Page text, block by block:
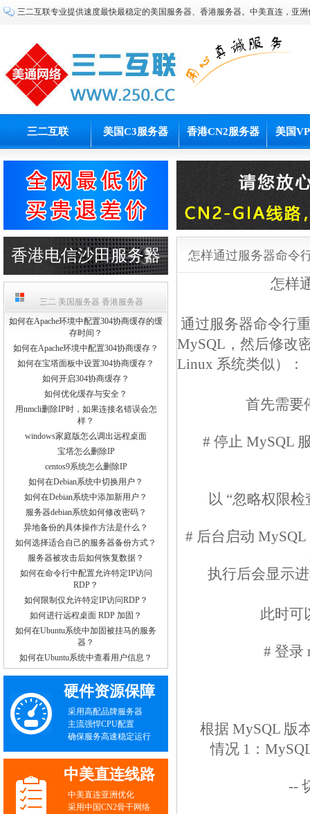
三二互联专业提供速度最快最稳定的美国服务器、香港服务器。中美直连，亚洲
三二互联 美国C3服务器 香港CN2服务器 美国
香港电信沙田服务器
三二 美国服务器 香港服务器
如何在Apache环境中配置304协商缓存的缓
存时间？
如何在Apache环境中配置304协商缓存？
如何在宝塔面板中设置304协商缓存？
如何开启304协商缓存？
如何优化缓存与安全？
用nmcli删除IP时，如果连接名错误会怎
样？
windows家庭版怎么调出远程桌面
宝塔怎么删除IP
centos9系统怎么删除IP
如何在Debian系统中切换用户？
如何在Debian系统中添加新用户？
服务器debian系统如何修改密码？
异地备份的具体操作方法是什么？
如何选择适合自己的服务器备份方式？
服务器被攻击后如何恢复数据？
如何在命令行中配置允许特定IP访问
RDP？
如何限制仅允许特定IP访问RDP？
如何进行远程桌面 RDP 加固？
如何在Ubuntu系统中加固被挂马的服务
器？
如何在Ubuntu系统中查看用户信息？
硬件资源保障
采用高配品牌服务器
主流强悍CPU配置
确保服务高速稳定运行
中美直连线路
中美直连亚洲优化
采用中国CN2骨干网络
怎样通过服务器命令
怎样
通过服务器命令行
MySQL，然后修改
Linux 系统类似）：
首先需要
# 停止 MySQL
以 “忽略权限
# 后台启动
执行后会显示
此时可
# 登录
根据 MySQL 版
情况 1：
--